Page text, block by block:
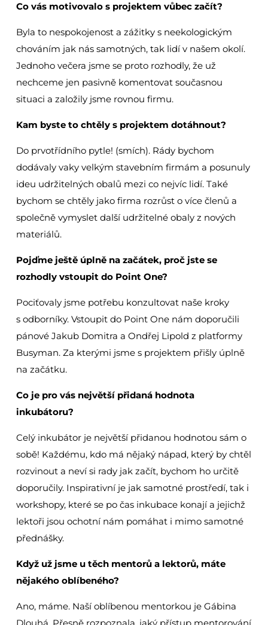
Co vás motivovalo s projektem vůbec začít?
Byla to nespokojenost a zážitky s neekologickým
chováním jak nás samotných, tak lidí v našem okolí.
Jednoho večera jsme se proto rozhodly, že už
nechceme jen pasivně komentovat současnou
situaci a založily jsme rovnou firmu.
Kam byste to chtěly s projektem dotáhnout?
Do prvotřídního pytle! (smích). Rády bychom
dodávaly vaky velkým stavebním firmám a posunuly
ideu udržitelných obalů mezi co nejvíc lidí. Také
bychom se chtěly jako firma rozrůst o více členů a
společně vymyslet další udržitelné obaly z nových
materiálů.
Pojďme ještě úplně na začátek, proč jste se
rozhodly vstoupit do Point One?
Pociťovaly jsme potřebu konzultovat naše kroky
s odborníky. Vstoupit do Point One nám doporučili
pánové Jakub Domitra a Ondřej Lipold z platformy
Busyman. Za kterými jsme s projektem přišly úplně
na začátku.
Co je pro vás největší přidaná hodnota
inkubátoru?
Celý inkubátor je největší přidanou hodnotou sám o
sobě! Každému, kdo má nějaký nápad, který by chtěl
rozvinout a neví si rady jak začít, bychom ho určitě
doporučily. Inspirativní je jak samotné prostředí, tak i
workshopy, které se po čas inkubace konají a jejichž
lektoři jsou ochotní nám pomáhat i mimo samotné
přednášky.
Když už jsme u těch mentorů a lektorů, máte
nějakého oblíbeného?
Ano, máme. Naší oblíbenou mentorkou je Gábina